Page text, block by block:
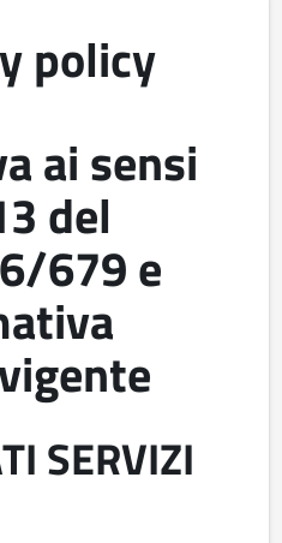
policy
ai sensi
del
679 e
SERVIZI